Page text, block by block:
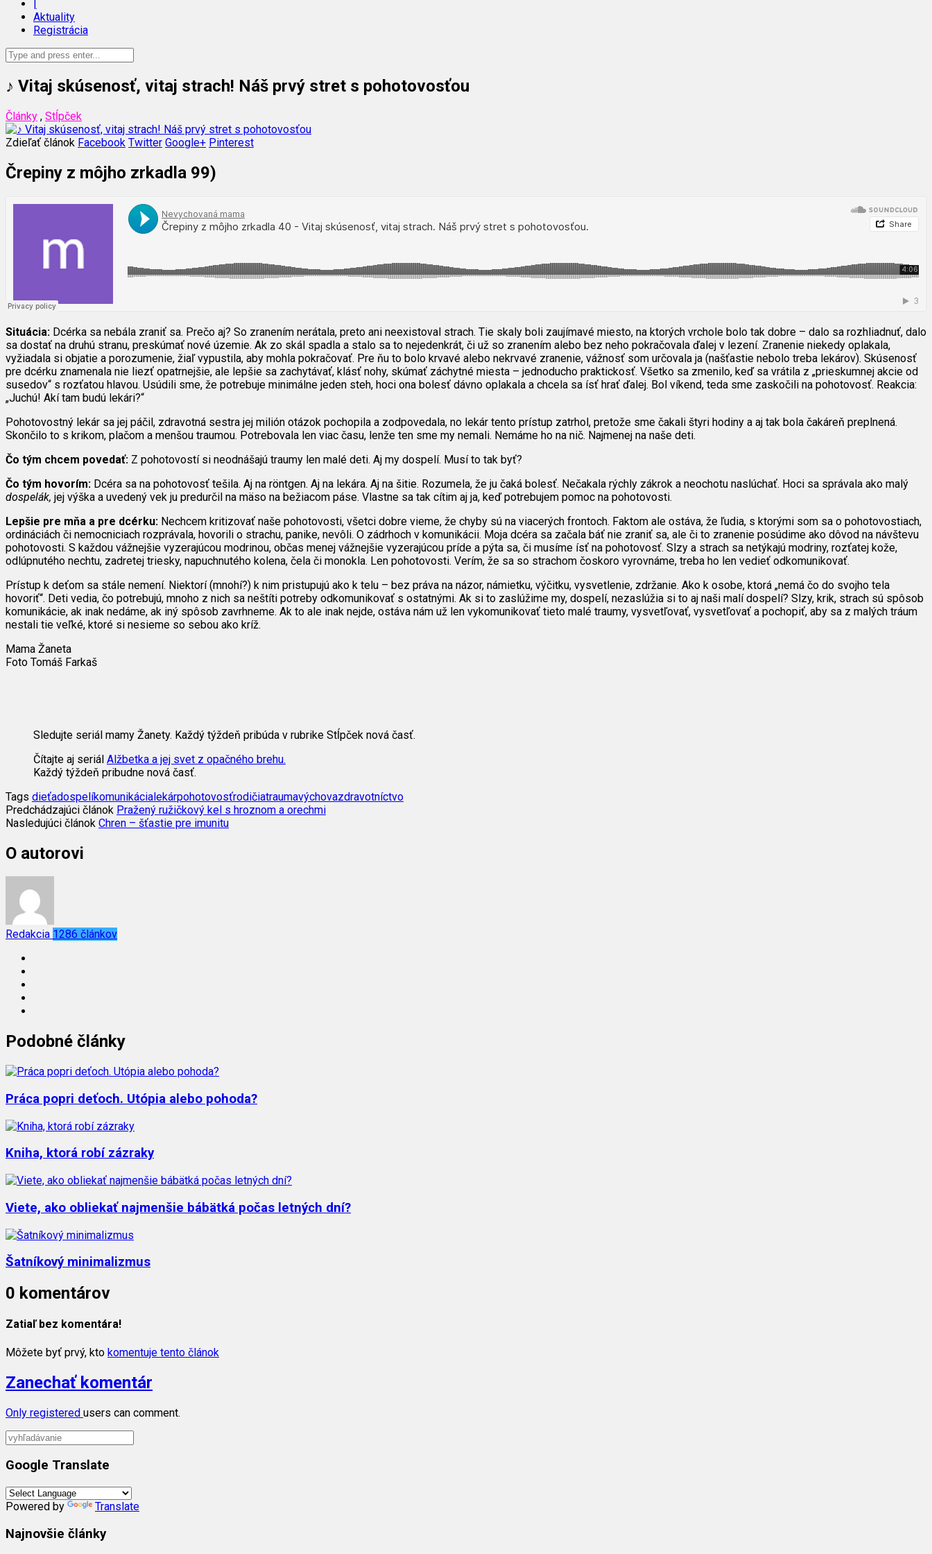
Aktuality
Registrácia
♪ Vitaj skúsenosť, vitaj strach! Náš prvý stret s pohotovosťou
Články , Stĺpček
Zdieľať článok Facebook Twitter Google+ Pinterest
Črepiny z môjho zrkadla 99)
Situácia: Dcérka sa nebála zraniť sa. Prečo aj? So zranením nerátala, preto ani neexistoval strach. Tie skaly boli zaujímavé miesto, na ktorých vrchole bolo tak dobre – dalo sa rozhliadnuť, dalo
sa dostať na druhú stranu, preskúmať nové územie. Ak zo skál spadla a stalo sa to nejedenkrát, či už so zranením alebo bez neho pokračovala ďalej v lezení. Zranenie niekedy oplakala,
vyžiadala si objatie a porozumenie, žiaľ vypustila, aby mohla pokračovať. Pre ňu to bolo krvavé alebo nekrvavé zranenie, vážnosť som určovala ja (našťastie nebolo treba lekárov). Skúsenosť
pre dcérku znamenala nie liezť opatrnejšie, ale lepšie sa zachytávať, klásť nohy, skúmať záchytné miesta – jednoducho praktickosť. Všetko sa zmenilo, keď sa vrátila z „prieskumnej akcie od
susedov“ s rozťatou hlavou. Usúdili sme, že potrebuje minimálne jeden steh, hoci ona bolesť dávno oplakala a chcela sa ísť hrať ďalej. Bol víkend, teda sme zaskočili na pohotovosť. Reakcia:
„Juchú! Akí tam budú lekári?“
Pohotovostný lekár sa jej páčil, zdravotná sestra jej milión otázok pochopila a zodpovedala, no lekár tento prístup zatrhol, pretože sme čakali štyri hodiny a aj tak bola čakáreň preplnená.
Skončilo to s krikom, plačom a menšou traumou. Potrebovala len viac času, lenže ten sme my nemali. Nemáme ho na nič. Najmenej na naše deti.
Čo tým chcem povedať: Z pohotovostí si neodnášajú traumy len malé deti. Aj my dospelí. Musí to tak byť?
Čo tým hovorím: Dcéra sa na pohotovosť tešila. Aj na röntgen. Aj na lekára. Aj na šitie. Rozumela, že ju čaká bolesť. Nečakala rýchly zákrok a neochotu naslúchať. Hoci sa správala ako malý
dospelák, jej výška a uvedený vek ju predurčil na mäso na bežiacom páse. Vlastne sa tak cítim aj ja, keď potrebujem pomoc na pohotovosti.
Lepšie pre mňa a pre dcérku: Nechcem kritizovať naše pohotovosti, všetci dobre vieme, že chyby sú na viacerých frontoch. Faktom ale ostáva, že ľudia, s ktorými som sa o pohotovostiach,
ordináciách či nemocniciach rozprávala, hovorili o strachu, panike, nevôli. O zádrhoch v komunikácii. Moja dcéra sa začala báť nie zraniť sa, ale či to zranenie posúdime ako dôvod na návštevu
pohotovosti. S každou vážnejšie vyzerajúcou modrinou, občas menej vážnejšie vyzerajúcou príde a pýta sa, či musíme ísť na pohotovosť. Slzy a strach sa netýkajú modriny, rozťatej kože,
odlúpnutého nechtu, zadretej triesky, napuchnutého kolena, čela či monokla. Len pohotovosti. Verím, že sa so strachom čoskoro vyrovnáme, treba ho len vedieť odkomunikovať.
Prístup k deťom sa stále nemení. Niektorí (mnohí?) k nim pristupujú ako k telu – bez práva na názor, námietku, výčitku, vysvetlenie, zdržanie. Ako k osobe, ktorá „nemá čo do svojho tela
hovoriť“. Deti vedia, čo potrebujú, mnoho z nich sa neštíti potreby odkomunikovať s ostatnými. Ak si to zaslúžime my, dospelí, nezaslúžia si to aj naši malí dospelí? Slzy, krik, strach sú spôsob
komunikácie, ak inak nedáme, ak iný spôsob zavrhneme. Ak to ale inak nejde, ostáva nám už len vykomunikovať tieto malé traumy, vysvetľovať, vysvetľovať a pochopiť, aby sa z malých tráum
nestali tie veľké, ktoré si nesieme so sebou ako kríž.
Mama Žaneta
Foto Tomáš Farkaš
Sledujte seriál mamy Žanety. Každý týždeň pribúda v rubrike Stĺpček nová časť.
Čítajte aj seriál Alžbetka a jej svet z opačného brehu.
Každý týždeň pribudne nová časť.
Tags dieťadospelíkomunikácialekárpohotovosťrodičiatraumavýchovazdravotníctvo
Predchádzajúci článok Pražený ružičkový kel s hroznom a orechmi
Nasledujúci článok Chren – šťastie pre imunitu
O autorovi
Redakcia 1286 článkov
Podobné články
Práca popri deťoch. Utópia alebo pohoda?
Kniha, ktorá robí zázraky
Viete, ako obliekať najmenšie bábätká počas letných dní?
Šatníkový minimalizmus
0 komentárov
Zatiaľ bez komentára!
Môžete byť prvý, kto komentuje tento článok
Zanechať komentár
Only registered users can comment.
Google Translate
Powered by Translate
Najnovšie články